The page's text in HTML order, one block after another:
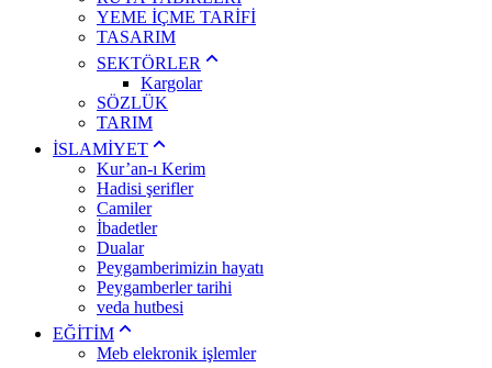
YEME İÇME TARİFİ
TASARIM
SEKTÖRLER
Kargolar
SÖZLÜK
TARIM
İSLAMİYET
Kur’an-ı Kerim
Hadisi şerifler
Camiler
İbadetler
Dualar
Peygamberimizin hayatı
Peygamberler tarihi
veda hutbesi
EĞİTİM
Meb elekronik işlemler